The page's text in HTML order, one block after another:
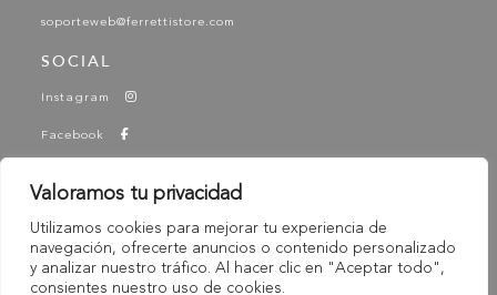
Valoramos tu privacidad
Utilizamos cookies para mejorar tu experiencia de
navegación, ofrecerte anuncios o contenido personalizado
y analizar nuestro tráfico. Al hacer clic en "Aceptar todo",
consientes nuestro uso de cookies.
soporteweb@ferrettistore.com
SOCIAL
Instagram
Facebook
-
© 2025 Ferretti - Ferretti Store. Todos los derechos
Reservados